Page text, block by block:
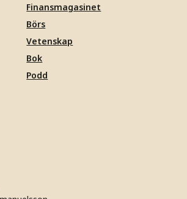
Finansmagasinet
Börs
Vetenskap
Bok
Podd